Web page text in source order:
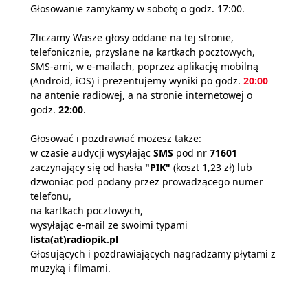
Głosowanie zamykamy w sobotę o godz. 17:00.
Zliczamy Wasze głosy oddane na tej stronie,
telefonicznie, przysłane na kartkach pocztowych,
SMS-ami, w e-mailach, poprzez aplikację mobilną
(Android, iOS) i prezentujemy wyniki po godz. 20:00
na antenie radiowej, a na stronie internetowej o
godz. 22:00.
Głosować i pozdrawiać możesz także:
w czasie audycji wysyłając SMS pod nr 71601
zaczynający się od hasła "PIK" (koszt 1,23 zł) lub
dzwoniąc pod podany przez prowadzącego numer
telefonu,
na kartkach pocztowych,
wysyłając e-mail ze swoimi typami
lista(at)radiopik.pl
Głosujących i pozdrawiających nagradzamy płytami z
muzyką i filmami.